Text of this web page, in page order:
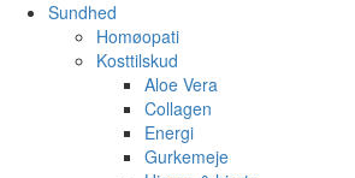
Sundhed
Homøopati
Kosttilskud
Aloe Vera
Collagen
Energi
Gurkemeje